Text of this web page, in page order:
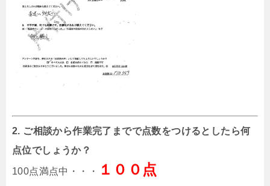
2. ご相談から作業完了までで点数をつけるとしたら何
点位でしょうか？
100点満点中・・・ １００点